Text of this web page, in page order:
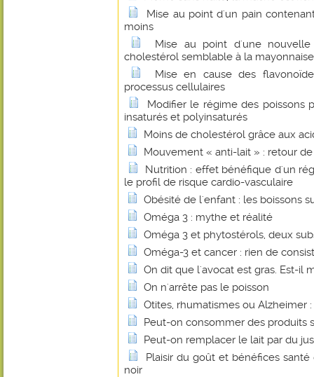
Mise au point d'un pain
moins
Mise au point d'une
cholestérol semblable à la mayonnaise
Mise en cause des
processus cellulaires
Modifier le régime des poissons
insaturés et polyinsaturés
Moins de cholestérol grâce aux
Mouvement « anti-lait » : retour
Nutrition : effet bénéfique d'un
le profil de risque cardio-vasculaire
Obésité de l'enfant : les boissons
Oméga 3 : mythe et réalité
Oméga 3 et phytostérols, deux
Oméga-3 et cancer : rien de
On dit que l'avocat est gras. Est-il
On n'arrête pas le poisson
Otites, rhumatismes ou Alzheimer
Peut-on consommer des produits
Peut-on remplacer le lait par du
Plaisir du goût et bénéfices
noir